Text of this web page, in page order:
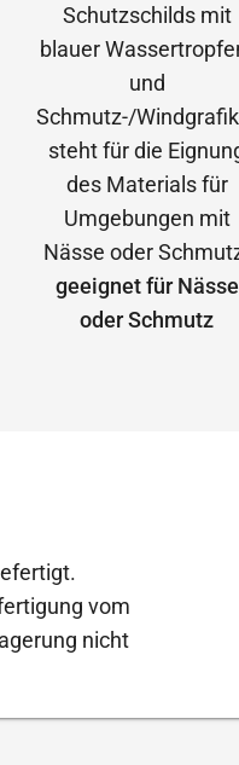
geeignet für Nässe
oder Schmutz
vom
nicht